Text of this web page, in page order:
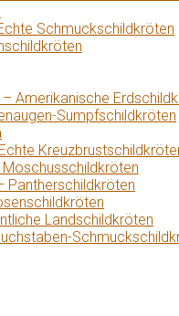
Schmuckschildkröten
Amerikanische
Sumpfschildkröten
Pantherschildkröten
Landschildkröten